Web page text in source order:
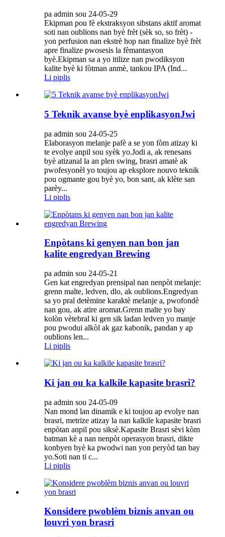
pa admin sou 24-05-29
Ekipman pou fè ekstraksyon sibstans aktif aromat
soti nan oublions nan byè frèt (sèk so, so frèt) -
yon perfusion nan ekstrè hop nan finalize byè frèt
apre finalize pwosesis la fèmantasyon
byè.Ekipman sa a yo itilize nan pwodiksyon
kalite byè ki fòtman anmè, tankou IPA (Ind...
Li piplis
5 Teknik avanse byè enplikasyonJwi
pa admin sou 24-05-25
Elaborasyon melanje pafè a se yon fòm atizay ki
te evolye anpil sou syèk yo.Jodi a, ak renesans
byè atizanal la an plen swing, brasri amatè ak
pwofesyonèl yo toujou ap eksplore nouvo teknik
pou ogmante gou byè yo, bon sant, ak klète san
parèy...
Li piplis
Enpòtans ki genyen nan bon jan
kalite engredyan Brewing
pa admin sou 24-05-21
Gen kat engredyan prensipal nan nenpòt melanje:
grenn malte, ledven, dlo, ak oublions.Engredyan
sa yo pral detèmine karaktè melanje a, pwofondè
nan gou, ak atire aromat.Grenn malte yo bay
kolòn vètebral ki gen sik ladan ledven yo manje
pou pwodui alkòl ak gaz kabonik, pandan y ap
oublions len...
Li piplis
Ki jan ou ka kalkile kapasite brasri?
pa admin sou 24-05-09
Nan mond lan dinamik e ki toujou ap evolye nan
brasri, metrize atizay la nan kalkile kapasite brasri
enpòtan anpil pou siksè.Kapasite Brasri sèvi kòm
batman kè a nan nenpòt operasyon brasri, dikte
konbyen byè ka pwodwi nan yon peryòd tan bay
yo.Soti nan ti c...
Li piplis
Konsidere pwoblèm biznis anvan ou
louvri yon brasri